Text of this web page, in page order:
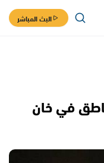
البث المباشر
في خان